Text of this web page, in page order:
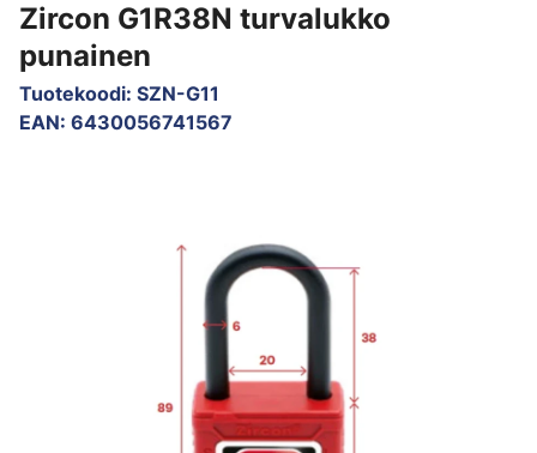
Zircon G1R38N turvalukko
punainen
Tuotekoodi: SZN-G11
EAN: 6430056741567